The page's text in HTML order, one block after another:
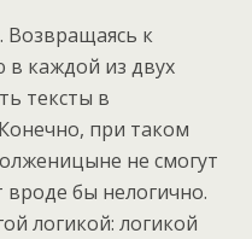
Возвращаясь к
в каждой из двух
тексты в
при таком
не смогут
вроде бы нелогично.
логикой: логикой